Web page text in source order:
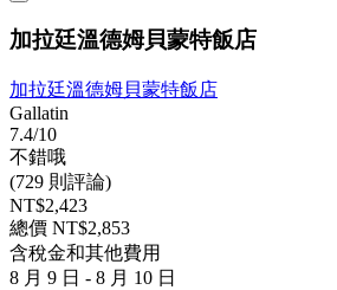
加拉廷溫德姆貝蒙特飯店
加拉廷溫德姆貝蒙特飯店
Gallatin
7.4/10
不錯哦
(729 則評論)
NT$2,423
總價 NT$2,853
含稅金和其他費用
8 月 9 日 - 8 月 10 日